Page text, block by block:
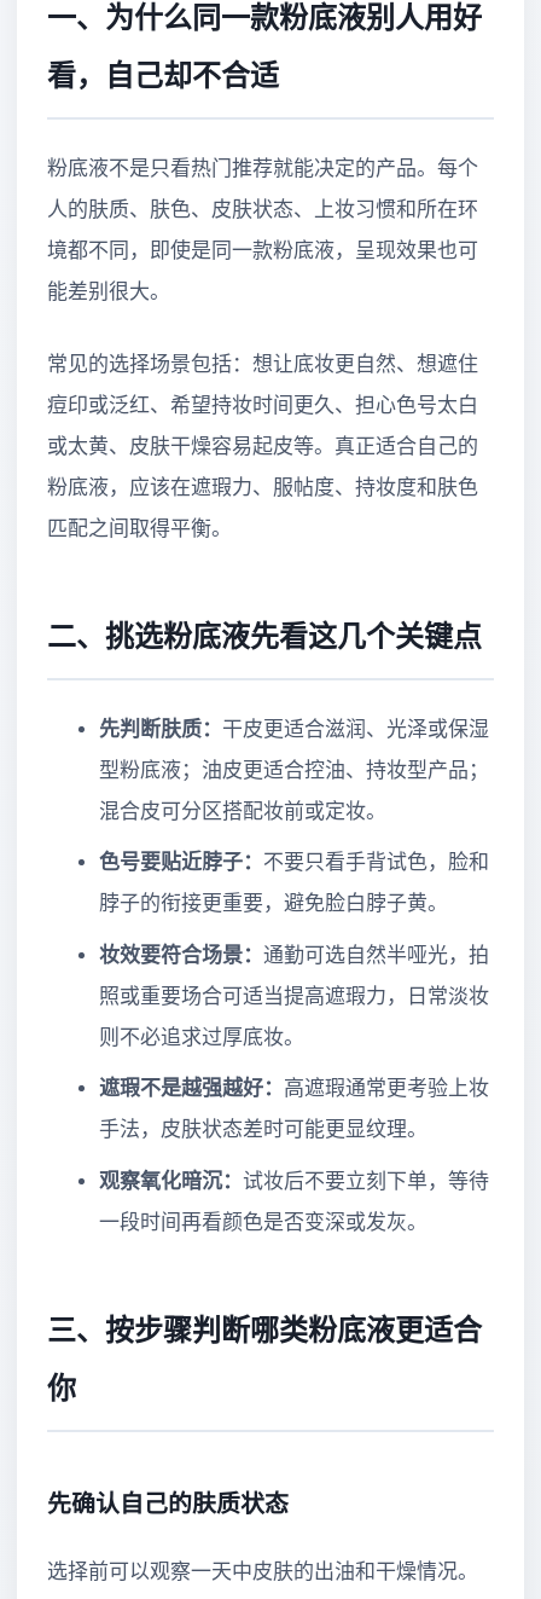
一、为什么同一款粉底液别人用好
看，自己却不合适
粉底液不是只看热门推荐就能决定的产品。每个
人的肤质、肤色、皮肤状态、上妆习惯和所在环
境都不同，即使是同一款粉底液，呈现效果也可
能差别很大。
常见的选择场景包括：想让底妆更自然、想遮住
痘印或泛红、希望持妆时间更久、担心色号太白
或太黄、皮肤干燥容易起皮等。真正适合自己的
粉底液，应该在遮瑕力、服帖度、持妆度和肤色
匹配之间取得平衡。
二、挑选粉底液先看这几个关键点
先判断肤质： 干皮更适合滋润、光泽或保湿
型粉底液；油皮更适合控油、持妆型产品；
混合皮可分区搭配妆前或定妆。
色号要贴近脖子： 不要只看手背试色，脸和
脖子的衔接更重要，避免脸白脖子黄。
妆效要符合场景： 通勤可选自然半哑光，拍
照或重要场合可适当提高遮瑕力，日常淡妆
则不必追求过厚底妆。
遮瑕不是越强越好： 高遮瑕通常更考验上妆
手法，皮肤状态差时可能更显纹理。
观察氧化暗沉： 试妆后不要立刻下单，等待
一段时间再看颜色是否变深或发灰。
三、按步骤判断哪类粉底液更适合
你
先确认自己的肤质状态
选择前可以观察一天中皮肤的出油和干燥情况。